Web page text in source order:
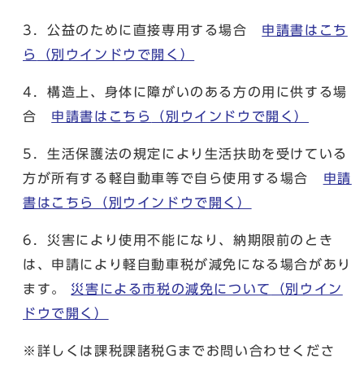
3．公益のために直接専用する場合 申請書はこち
ら
（別ウインドウで開く）
4．構造上、身体に障がいのある方の用に供する場
合 申請書はこちら （別ウインドウで開く）
5．生活保護法の規定により生活扶助を受けている
方が所有する軽自動車等で自ら使用する場合 申請
書はこちら
（別ウインドウで開く）
6．災害により使用不能になり、納期限前のとき
は、申請により軽自動車税が減免になる場合があり
ます。 災害による市税の減免について
（別ウイン
ドウで開く）
※詳しくは課税課諸税Gまでお問い合わせくださ